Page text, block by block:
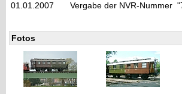
01.01.2007
Vergabe der NVR-Nummer
Fotos